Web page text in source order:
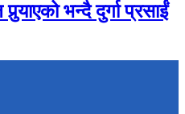
भन्दै दुर्गा प्रसाईं